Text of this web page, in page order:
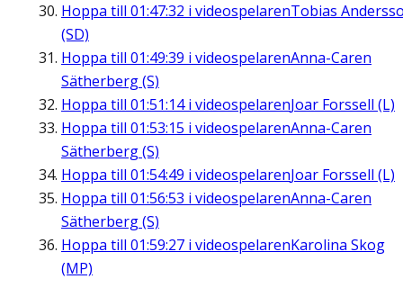
Hoppa till 01:47:32 i videospelarenTobias
(SD)
Hoppa till 01:49:39 i videospelarenAnna-Caren
Sätherberg (S)
Hoppa till 01:51:14i videospelarenJoar Forssell (L)
Hoppa till 01:53:15 i videospelarenAnna-Caren
Sätherberg (S)
Hoppa till 01:54:49 i videospelarenJoar Forssell (L)
Hoppa till 01:56:53 i videospelarenAnna-Caren
Sätherberg (S)
Hoppa till 01:59:27 i videospelarenKarolina Skog
(MP)